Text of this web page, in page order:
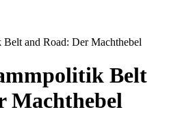
and Road: Der Machthebel
Belt
Machthebel